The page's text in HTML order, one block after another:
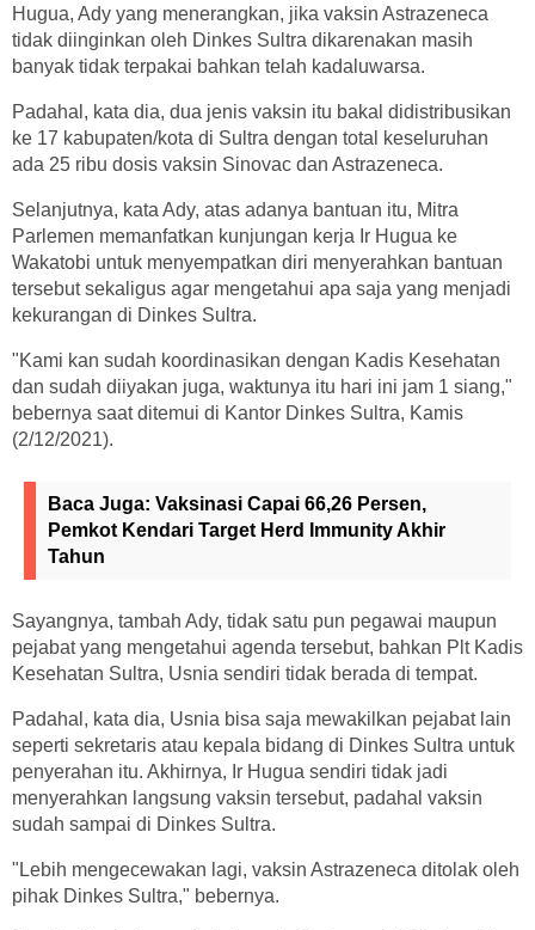
Hugua, Ady yang menerangkan, jika vaksin Astrazeneca
tidak diinginkan oleh Dinkes Sultra dikarenakan masih
banyak tidak terpakai bahkan telah kadaluwarsa.
Padahal, kata dia, dua jenis vaksin itu bakal didistribusikan
ke 17 kabupaten/kota di Sultra dengan total keseluruhan
ada 25 ribu dosis vaksin Sinovac dan Astrazeneca.
Selanjutnya, kata Ady, atas adanya bantuan itu, Mitra
Parlemen memanfatkan kunjungan kerja Ir Hugua ke
Wakatobi untuk menyempatkan diri menyerahkan bantuan
tersebut sekaligus agar mengetahui apa saja yang menjadi
kekurangan di Dinkes Sultra.
"Kami kan sudah koordinasikan dengan Kadis Kesehatan
dan sudah diiyakan juga, waktunya itu hari ini jam 1 siang,"
bebernya saat ditemui di Kantor Dinkes Sultra, Kamis
(2/12/2021).
Baca Juga: Vaksinasi Capai 66,26 Persen,
Pemkot Kendari Target Herd Immunity Akhir
Tahun
Sayangnya, tambah Ady, tidak satu pun pegawai maupun
pejabat yang mengetahui agenda tersebut, bahkan Plt Kadis
Kesehatan Sultra, Usnia sendiri tidak berada di tempat.
Padahal, kata dia, Usnia bisa saja mewakilkan pejabat lain
seperti sekretaris atau kepala bidang di Dinkes Sultra untuk
penyerahan itu. Akhirnya, Ir Hugua sendiri tidak jadi
menyerahkan langsung vaksin tersebut, padahal vaksin
sudah sampai di Dinkes Sultra.
"Lebih mengecewakan lagi, vaksin Astrazeneca ditolak oleh
pihak Dinkes Sultra," bebernya.